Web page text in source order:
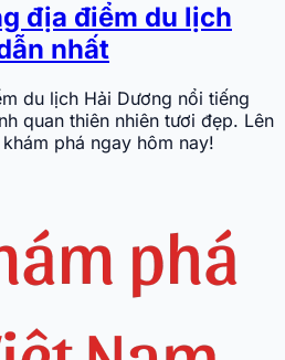
địa điểm du lịch
nhất
du lịch Hải Dương nổi tiếng
quan thiên nhiên tươi đẹp. Lên
phá ngay hôm nay!